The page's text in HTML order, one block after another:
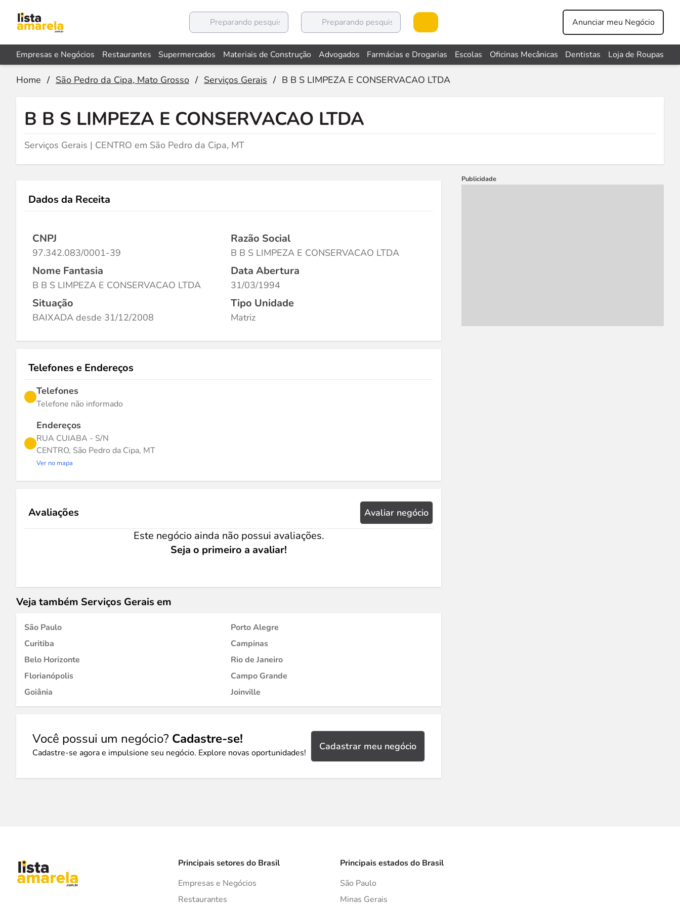
Anunciar meu Negócio
Empresas e Negócios Restaurantes Supermercados Materiais de Construção Advogados Farmácias e Drogarias Escolas Oficinas Mecânicas Dentistas Loja de Roupas
Home / São Pedro da Cipa, Mato Grosso / Serviços Gerais / B B S LIMPEZA E CONSERVACAO LTDA
B B S LIMPEZA E CONSERVACAO LTDA
Serviços Gerais | CENTRO em São Pedro da Cipa, MT
Dados da Receita
CNPJ
97.342.083/0001-39
Razão Social
B B S LIMPEZA E CONSERVACAO LTDA
Nome Fantasia
B B S LIMPEZA E CONSERVACAO LTDA
Data Abertura
31/03/1994
Situação
BAIXADA desde 31/12/2008
Tipo Unidade
Matriz
Telefones e Endereços
Telefones
Telefone não informado
Endereços
RUA CUIABA - S/N
CENTRO, São Pedro da Cipa, MT
Ver no mapa
Avaliações Avaliar negócio
Este negócio ainda não possui avaliações.
Seja o primeiro a avaliar!
Veja também Serviços Gerais em
São Paulo
Porto Alegre
Curitiba
Campinas
Belo Horizonte
Rio de Janeiro
Florianópolis
Campo Grande
Goiânia
Joinville
Você possui um negócio? Cadastre-se!
Cadastre-se agora e impulsione seu negócio. Explore novas oportunidades!
Cadastrar meu negócio
Publicidade
Principais setores do Brasil
Empresas e Negócios
Restaurantes
Principais estados do Brasil
São Paulo
Minas Gerais